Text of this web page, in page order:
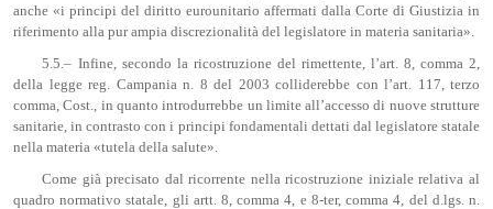
anche «i principi del diritto eurounitario affermati dalla Corte di Giustizia in
riferimento alla pur ampia discrezionalità del legislatore in materia sanitaria».
5.5.– Infine, secondo la ricostruzione del rimettente, l’art. 8, comma 2,
della legge reg. Campania n. 8 del 2003 colliderebbe con l’art. 117, terzo
comma, Cost., in quanto introdurrebbe un limite all’accesso di nuove strutture
sanitarie, in contrasto con i principi fondamentali dettati dal legislatore statale
nella materia «tutela della salute».
Come già precisato dal ricorrente nella ricostruzione iniziale relativa al
quadro normativo statale, gli artt. 8, comma 4, e 8-ter, comma 4, del d.lgs. n.